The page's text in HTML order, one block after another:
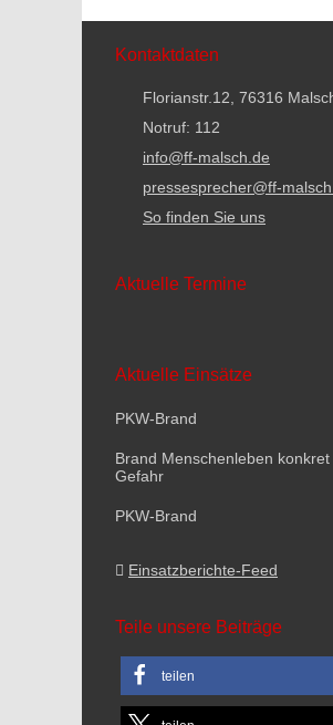
Kontaktdaten
Florianstr.12, 76316
Notruf: 112
info@ff-malsch.de
pressesprecher@ff-
So finden Sie uns
Aktuelle Termine
Aktuelle Einsätze
PKW-Brand
Brand Menschenleben konkret
Gefahr
PKW-Brand
Einsatzberichte-Feed
Teile unsere Beiträge
teilen